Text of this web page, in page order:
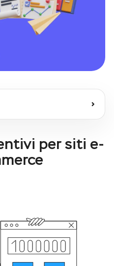
⌄
per siti e-